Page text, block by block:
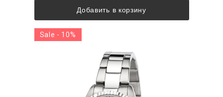
Добавить в корзину
Sale - 10%